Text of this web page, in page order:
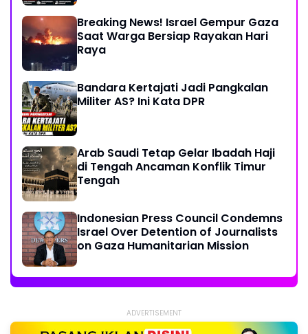
Breaking News! Israel Gempur Gaza
Saat Warga Bersiap Rayakan Hari
Raya
Bandara Kertajati Jadi Pangkalan
Militer AS? Ini Kata DPR
Arab Saudi Tetap Gelar Ibadah Haji
di Tengah Ancaman Konflik Timur
Tengah
Indonesian Press Council Condemns
Israel Over Detention of Journalists
on Gaza Humanitarian Mission
ADVERTISEMENT